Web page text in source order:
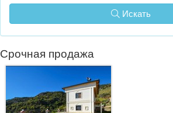
Искать
Срочная продажа